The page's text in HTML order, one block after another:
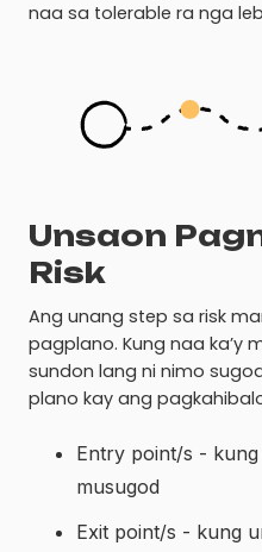
naa sa tolerable ra nga
Unsaon
Risk
Ang unang step sa risk
pagplano. Kung naa ka’y
sundon lang ni nimo
plano kay ang
Entry point/s -
musugod
Exit point/s - kung